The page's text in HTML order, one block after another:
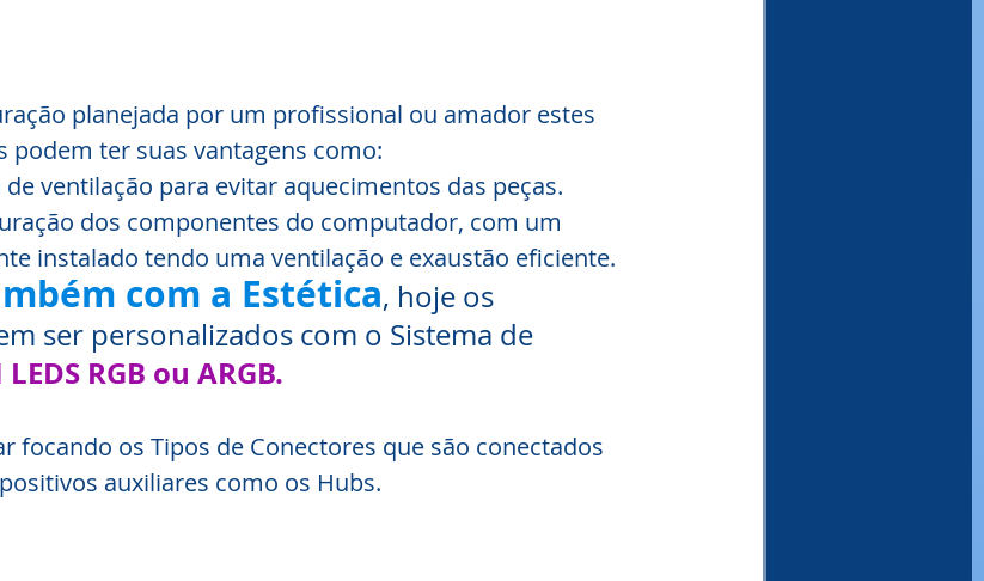
planejada por um profissional ou amador estes
podem ter suas vantagens como:
ventilação para evitar aquecimentos das peças.
dos componentes do computador, com um
instalado tendo uma ventilação e exaustão eficiente.
com a Estética, hoje os
ser personalizados com o Sistema de
RGB ou ARGB.
focando os Tipos de Conectores que são conectados
auxiliares como os Hubs.